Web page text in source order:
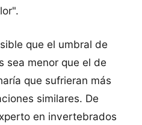
que el umbral de
sea menor que el de
que sufrieran más
similares. De
en invertebrados